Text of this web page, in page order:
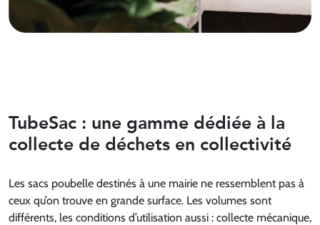
TubeSac : une gamme dédiée à la
collecte de déchets en collectivité
Les sacs poubelle destinés à une mairie ne ressemblent pas à
ceux qu’on trouve en grande surface. Les volumes sont
différents, les conditions d’utilisation aussi : collecte mécanique,